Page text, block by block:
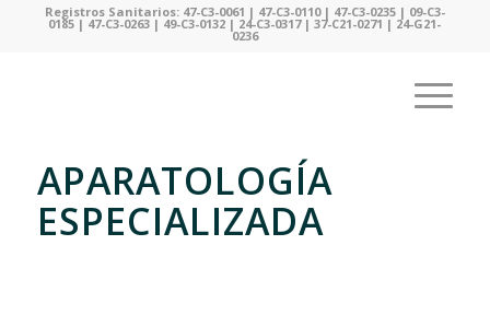
Registros Sanitarios: 47-C3-0061 | 47-C3-0110 | 47-C3-0235 | 09-C3-
0185 | 47-C3-0263 | 49-C3-0132 | 24-C3-0317 | 37-C21-0271 | 24-G21-
0236
APARATOLOGÍA
ESPECIALIZADA